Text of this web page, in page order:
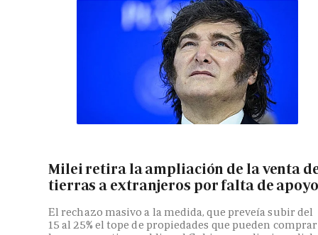
Milei retira la ampliación de la venta
tierras a extranjeros por falta de apoyo
El rechazo masivo a la medida, que preveía subir del
15 al 25% el tope de propiedades que pueden comprar